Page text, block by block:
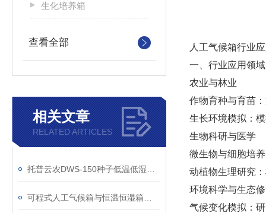
生化培养箱
查看全部
相关文章
RELATED ARTICLES
人工气候箱行业
一、行业应用领域
‌农业与林业‌
作物育种与育苗‌
生长环境模拟‌：
‌生物科研与医学‌
微生物与细胞培
动植物生理研究‌
环境科学与生态
气候变化模拟‌：